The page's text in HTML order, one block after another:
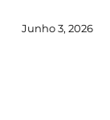
Junho 3, 2026